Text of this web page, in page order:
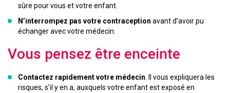
sûre pour vous et votre enfant.
N’interrompez pas votre contraception avant d’avoir pu
échanger avec votre médecin.
Vous pensez être enceinte
Contactez rapidement votre médecin . Il vous expliquera les
risques, s’il y en a, auxquels votre enfant est exposé en